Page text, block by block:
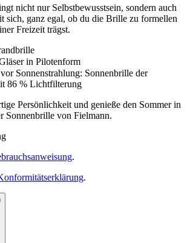
nicht nur Selbstbewusstsein, sondern auch
sich, ganz egal, ob du die Brille zu formellen
Freizeit trägst.
in Pilotenform
Sonnenstrahlung: Sonnenbrille der
86 % Lichtfilterung
Persönlichkeit und genieße den Sommer in
Sonnenbrille von Fielmann.
.
.